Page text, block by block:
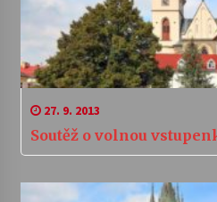
27. 9. 2013
Soutěž o volnou